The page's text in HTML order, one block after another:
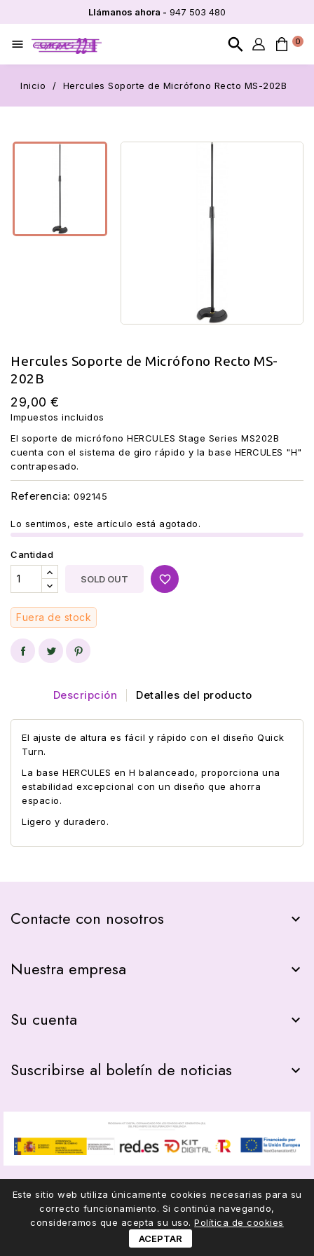
Llámanos ahora - 947 503 480
0
search

Inicio Hercules Soporte de Micrófono Recto MS-202B
Hercules Soporte de Micrófono Recto MS-
202B
29,00 €
Impuestos incluidos
El soporte de micrófono HERCULES Stage Series MS202B
cuenta con el sistema de giro rápido y la base HERCULES "H"
contrapesado.
Referencia: 092145
Lo sentimos, este artículo está agotado.
Cantidad
SOLD OUT favorite_border
Fuera de stock
Descripción Detalles del producto
El ajuste de altura es fácil y rápido con el diseño Quick
Turn.
La base HERCULES en H balanceado, proporciona una
estabilidad excepcional con un diseño que ahorra
espacio.
Ligero y duradero.
Contacte con nosotros keyboard_arrow_down
Este sitio web utiliza únicamente cookies necesarias para su
correcto funcionamiento. Si continúa navegando,
consideramos que acepta su uso.Política de cookies
ACEPTAR
Nuestra empresa 
Su cuenta 
Suscribirse al boletín de noticias 
© 2026 - COMPAS22